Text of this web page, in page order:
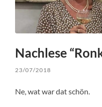
Nachlese
23/07/2018
Ne, wat war dat schön.